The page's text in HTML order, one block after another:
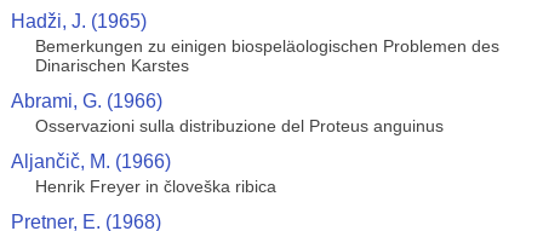
Hadži, J. (1965)
Bemerkungen zu einigen biospeläologischen Problemen des
Dinarischen Karstes
Abrami, G. (1966)
Osservazioni sulla distribuzione del Proteus anguinus
Aljančič, M. (1966)
Henrik Freyer in človeška ribica
Pretner, E. (1968)